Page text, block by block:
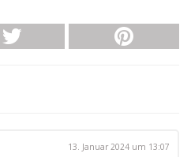
13. Januar 2024 um 13:07